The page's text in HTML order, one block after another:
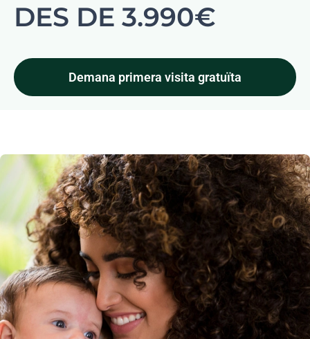
DES DE 3.990€
Demana primera visita gratuïta